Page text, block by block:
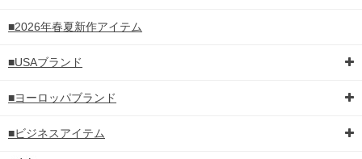
■2026年春夏新作アイテム
■USAブランド
■ヨーロッパブランド
■ビジネスアイテム